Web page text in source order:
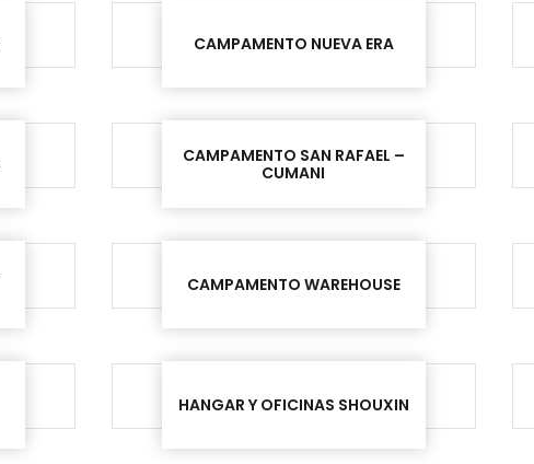
CAMPAMENTO NUEVA ERA
CAMPAMENTO SAN RAFAEL –
CUMANI
CAMPAMENTO WAREHOUSE
HANGAR Y OFICINAS SHOUXIN